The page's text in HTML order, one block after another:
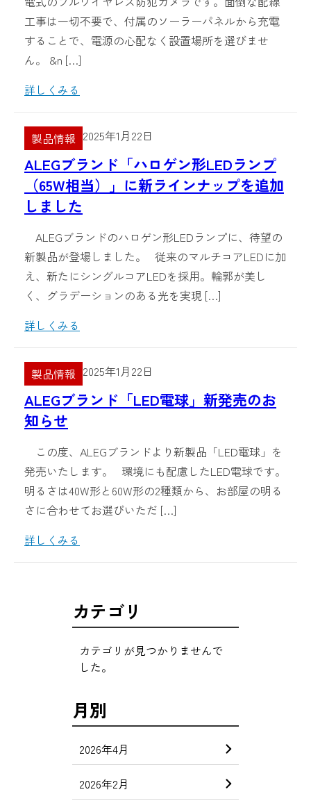
工事は一切不要で、付属のソーラーパネルから充電
することで、電源の心配なく設置場所を選びませ
ん。 &n […]
詳しくみる
製品情報 2025年1月22日
ALEGブランド「ハロゲン形LEDランプ
（65W相当）」に新ラインナップを追加
しました
ALEGブランドのハロゲン形LEDランプに、待望の
新製品が登場しました。 従来のマルチコアLEDに加
え、新たにシングルコアLEDを採用。輪郭が美し
く、グラデーションのある光を実現 […]
詳しくみる
製品情報 2025年1月22日
ALEGブランド「LED電球」新発売のお
知らせ
この度、ALEGブランドより新製品「LED電球」を
発売いたします。 環境にも配慮したLED電球です。
明るさは40W形と60W形の2種類から、お部屋の明る
さに合わせてお選びいただ […]
詳しくみる
カテゴリ
カテゴリが見つかりませんで
した。
月別
2026年4月
2026年2月